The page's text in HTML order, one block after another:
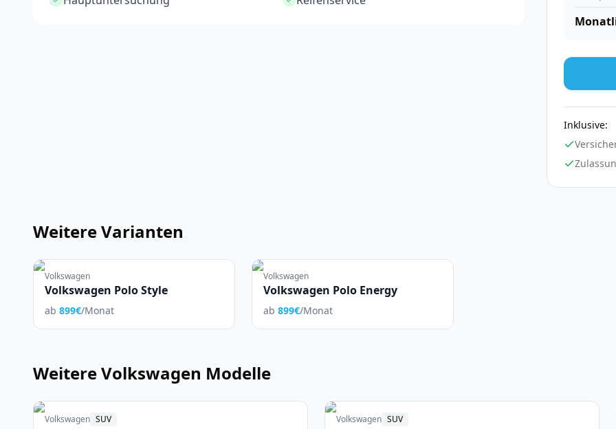
Inklusive:
Weitere Varianten
Volkswagen
Volkswagen Polo Style
ab 899€/Monat
Volkswagen
Volkswagen Polo Energy
ab 899€/Monat
WeitereVolkswagen Modelle
Volkswagen SUV Volkswagen SUV